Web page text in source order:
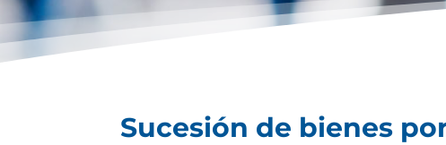
Sucesión de bienes